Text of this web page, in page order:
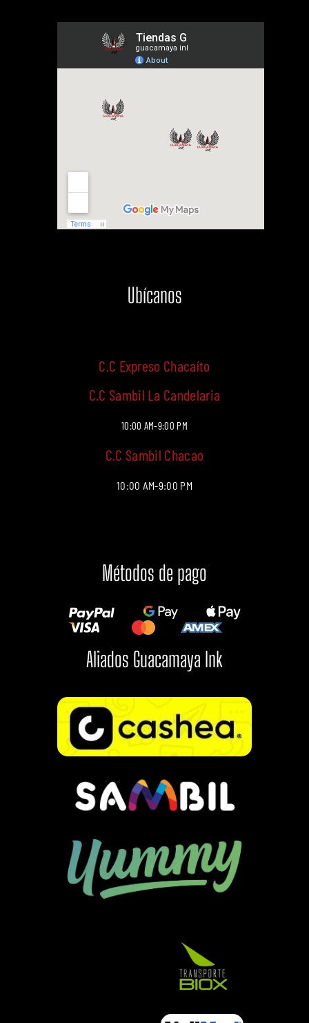
Ubícanos
C.C Expreso Chacaíto
C.C Sambil La Candelaria
10:00 AM-9:00 PM
C.C Sambil Chacao
10:00 AM-9:00 PM
Métodos de pago
Aliados Guacamaya Ink